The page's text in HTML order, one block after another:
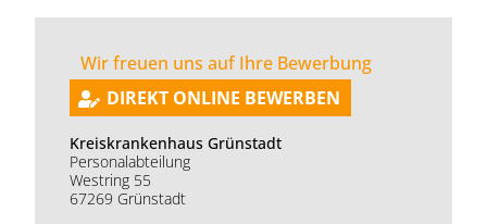
Wir freuen uns auf Ihre Bewerbung
DIREKT ONLINE BEWERBEN
Kreiskrankenhaus Grünstadt
Personalabteilung
Westring 55
67269 Grünstadt